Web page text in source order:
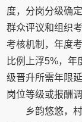
度，分岗分级确
群众评议和组织
考核机制，年度
比例上浮5%，年
级晋升所需年限
岗位等级或报酬调
乡韵悠悠，